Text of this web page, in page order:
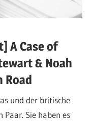
A Case of
& Noah
Road
und der britische
Paar. Sie haben es